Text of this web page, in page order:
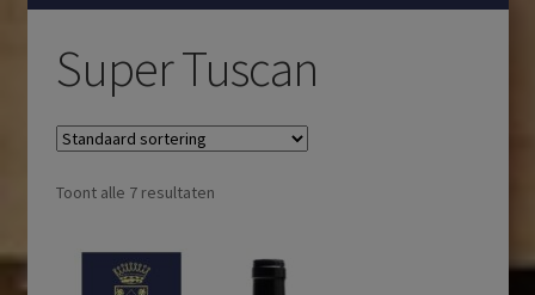
Super Tuscan
Toont alle 7 resultaten